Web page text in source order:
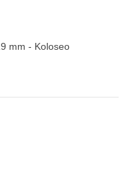
mm - Koloseo